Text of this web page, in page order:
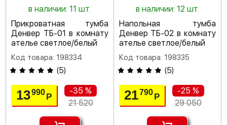
в наличии: 11 шт.
Прикроватная тумба
Денвер ТБ-01 в комнату
ателье светлое/белый
Код товара: 198334
(5)
13990Р
-35 %
21 520
в наличии: 12 шт.
Напольная тумба
Денвер ТБ-02 в комнату
ателье светлое/белый
Код товара: 198335
(5)
21790 Р
-25 %
29 050